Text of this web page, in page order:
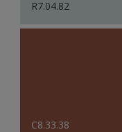
R7.04.82
C8.33.38